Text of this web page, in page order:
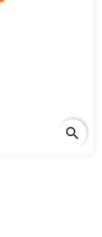
search